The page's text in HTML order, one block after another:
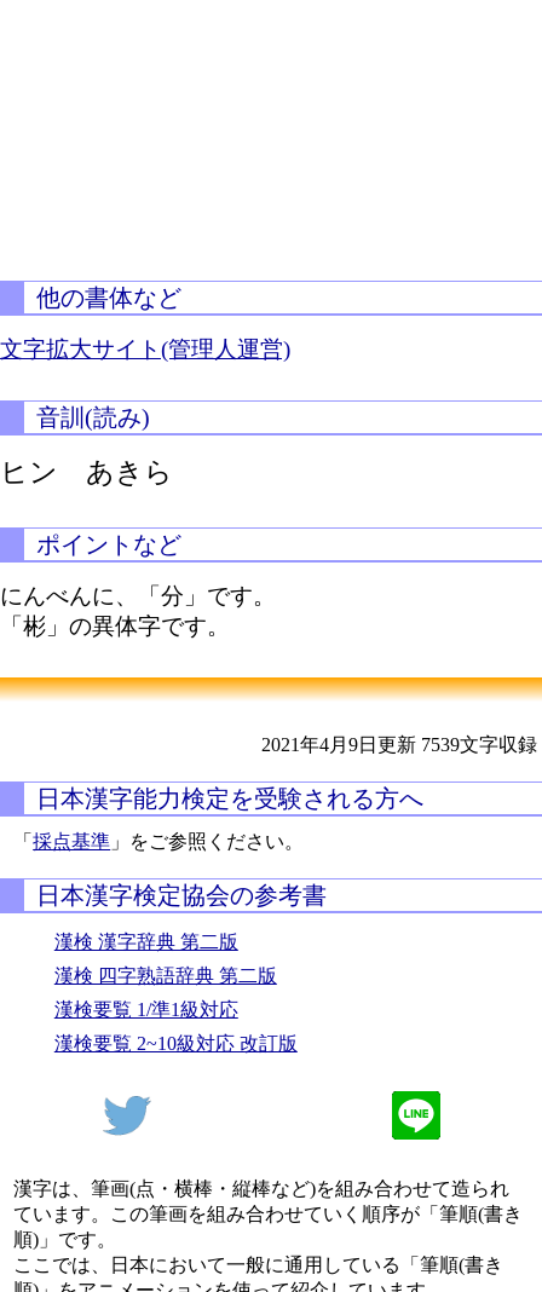
他の書体など
文字拡大サイト(管理人運営)
音訓(読み)
ヒン あきら
ポイントなど
にんべんに、「分」です。
「彬」の異体字です。
2021年4月9日更新 7539文字収録
日本漢字能力検定を受験される方へ
「採点基準 」をご参照ください。
日本漢字検定協会の参考書
漢検 漢字辞典 第二版
漢検 四字熟語辞典 第二版
漢検要覧 1/準1級対応
漢検要覧 2~10級対応 改訂版
漢字は、筆画(点・横棒・縦棒など)を組み合わせて造られ
ています。この筆画を組み合わせていく順序が「筆順(書き
順)」です。
ここでは、日本において一般に通用している「筆順(書き